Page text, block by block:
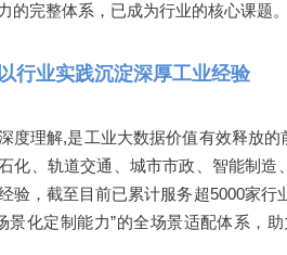
的完整体系，已成为行业的核心课题。
行业实践沉淀深厚工业经验
度理解,是工业大数据价值有效释放
化、轨道交通、城市市政、智能制
验，截至目前已累计服务超5000家
景化定制能力”的全场景适配体系，